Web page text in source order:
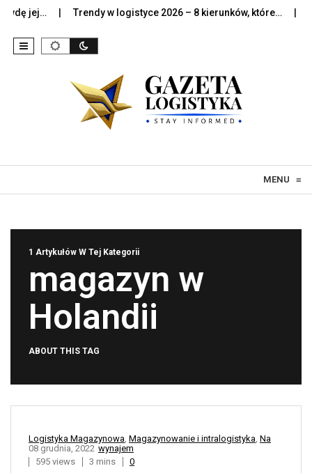
jej… Trendy w logistyce 2026 – 8 kierunków, które…
MENU ≡
1 Artykułów W Tej Kategorii
magazyn w
Holandii
ABOUT THIS TAG
Logistyka Magazynowa, Magazynowanie i intralogistyka, Na
wynajem
08 grudnia, 2022
595 views
3 mins 0